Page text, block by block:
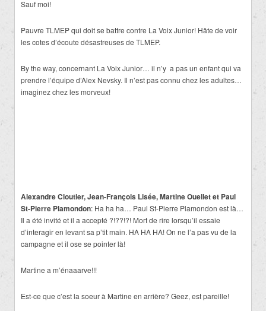
Sauf moi!
Pauvre TLMEP qui doit se battre contre La Voix Junior! Hâte de voir
les cotes d’écoute désastreuses de TLMEP.
By the way, concernant La Voix Junior… il n’y a pas un enfant qui va
prendre l’équipe d’Alex Nevsky. Il n’est pas connu chez les adultes…
imaginez chez les morveux!
Alexandre Cloutier, Jean-François Lisée, Martine Ouellet et Paul
St-Pierre Plamondon: Ha ha ha… Paul St-Pierre Plamondon est là…
Il a été invité et il a accepté ?!??!?! Mort de rire lorsqu’il essaie
d’interagir en levant sa p’tit main. HA HA HA! On ne l’a pas vu de la
campagne et il ose se pointer là!
Martine a m’énaaarve!!!
Est-ce que c’est la soeur à Martine en arrière? Geez, est pareille!